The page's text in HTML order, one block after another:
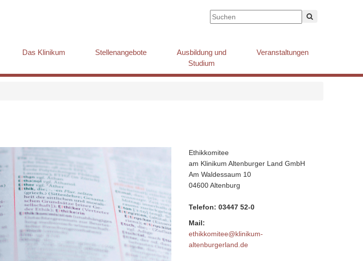
Das Klinikum Stellenangebote
Ausbildung und
Studium
Veranstaltungen
Ethikkomitee
am Klinikum Altenburger Land GmbH
Am Waldessaum 10
04600 Altenburg
Telefon: 03447 52-0
Mail:
ethikkomitee@klinikum-
altenburgerland.de